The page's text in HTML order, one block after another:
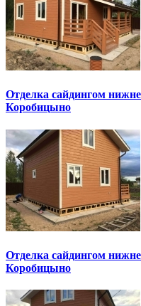
Отделка сайдингом
Коробицыно
Отделка сайдингом
Коробицыно